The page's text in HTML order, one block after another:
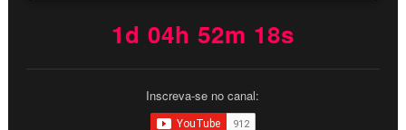
1d 04h 52m 17s
Inscreva-se no canal: